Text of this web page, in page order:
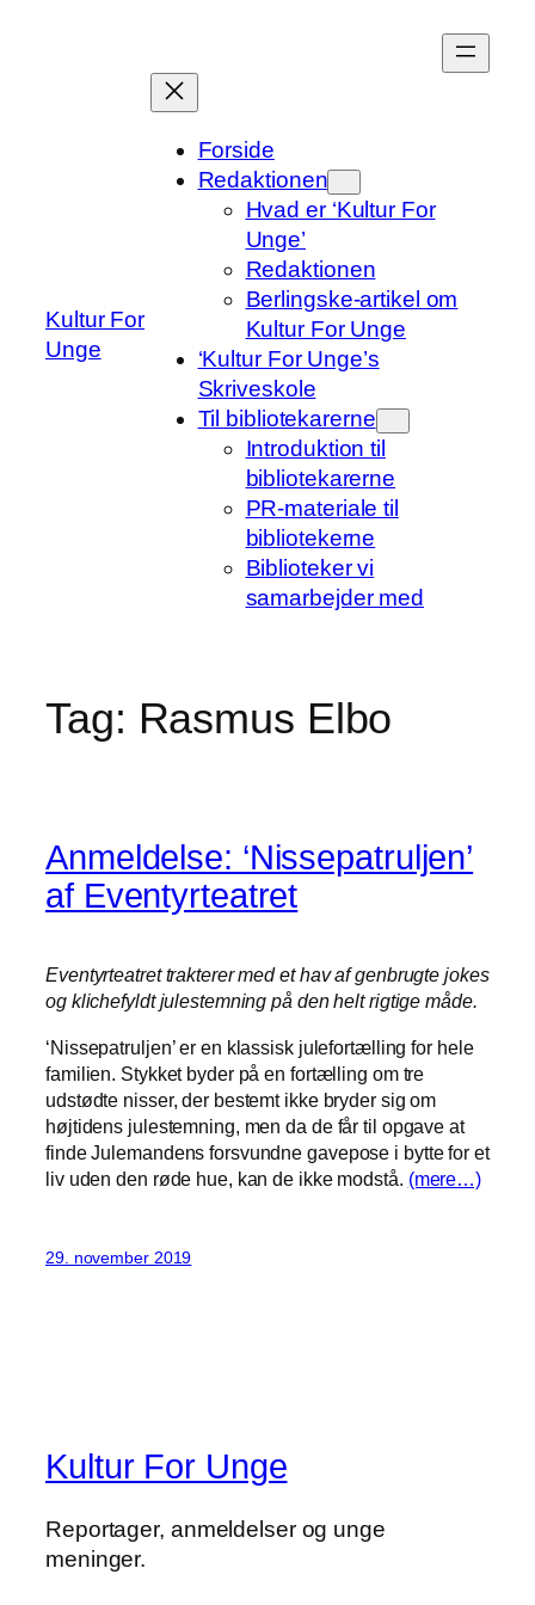
Kultur For
Unge
Forside
Redaktionen
Hvad er ‘Kultur For
Unge’
Redaktionen
Berlingske-artikel om
Kultur For Unge
‘Kultur For Unge’s
Skriveskole
Til bibliotekarerne
Introduktion til
bibliotekarerne
PR-materiale til
bibliotekerne
Biblioteker vi
samarbejder med
Tag: Rasmus Elbo
Anmeldelse: ‘Nissepatruljen’
af Eventyrteatret
Eventyrteatret trakterer med et hav af genbrugte jokes
og klichefyldt julestemning på den helt rigtige måde.
‘Nissepatruljen’ er en klassisk julefortælling for hele
familien. Stykket byder på en fortælling om tre
udstødte nisser, der bestemt ikke bryder sig om
højtidens julestemning, men da de får til opgave at
finde Julemandens forsvundne gavepose i bytte for et
liv uden den røde hue, kan de ikke modstå. (mere…)
29. november 2019
Kultur For Unge
Reportager, anmeldelser og unge
meninger.